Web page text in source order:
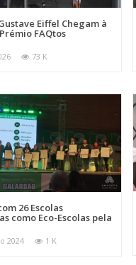
Eiffel Chegam à
FAQtos
73 K
26 Escolas
como Eco-Escolas pela
2024 1 K